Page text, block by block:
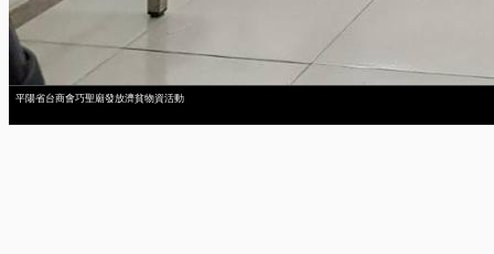
平陽省台商會巧聖廟發放濟貧物資活動